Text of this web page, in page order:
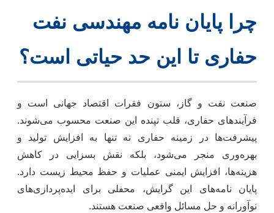
چرا پایان نامه مهندسی نفت
حفاری تا این حد حیاتی است؟
صنعت نفت و گاز، ستون فقرات اقتصاد جهانی است و
فرآیندهای حفاری، قلب تپنده این صنعت محسوب می‌شوند.
پیشرفت‌ها در زمینه حفاری نه تنها به افزایش تولید و
بهره‌وری منجر می‌شود، بلکه نقش بسزایی در کاهش
هزینه‌ها، افزایش ایمنی عملیات و حفظ محیط زیست دارد.
پایان نامه‌های این گرایش، محفلی برای ایده‌پردازی‌های
نوآورانه و حل مسائل واقعی صنعت هستند.